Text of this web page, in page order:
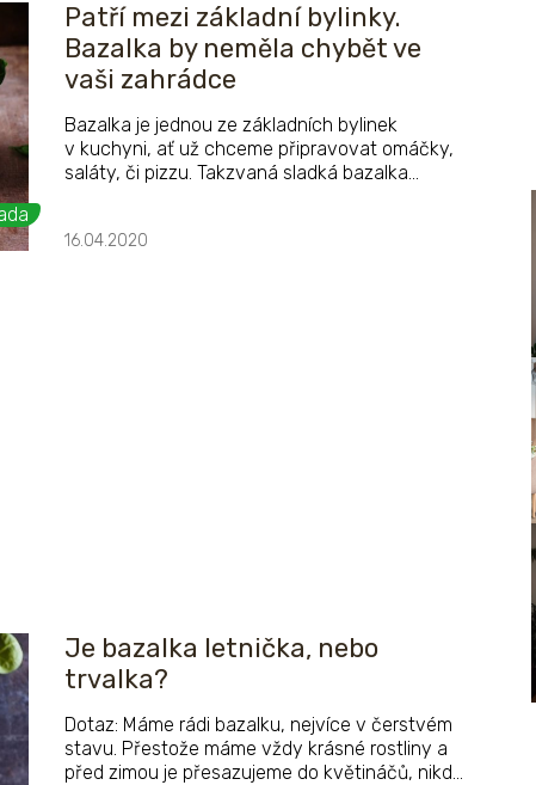
Patří mezi základní bylinky.
Bazalka by neměla chybět ve
vaši zahrádce
Bazalka je jednou ze základních bylinek
v kuchyni, ať už chceme připravovat omáčky,
saláty, či pizzu. Takzvaná sladká bazalka
i ve vlastní zahradě.
16.04.2020
Je bazalka letnička, nebo
trvalka?
Dotaz: Máme rádi bazalku, nejvíce v čerstvém
stavu. Přestože máme vždy krásné rostliny a
před zimou je přesazujeme do květináčů, nikdy